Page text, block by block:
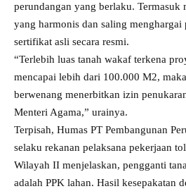
perundangan yang berlaku. Termasuk
yang harmonis dan saling
sertifikat asli secara resmi.
“Terlebih luas tanah wakaf terkena
mencapai lebih dari 100.000 M2,
berwenang menerbitkan izin
Menteri Agama,” urainya.
Terpisah, Humas PT Pembangunan
selaku rekanan pelaksana pekerjaan
Wilayah II menjelaskan, pengganti
adalah PPK lahan. Hasil kesepakatan